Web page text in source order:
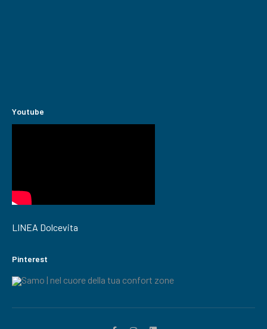
Youtube
LINEA Dolcevita
Pinterest
Samo | nel cuore della tua confort zone